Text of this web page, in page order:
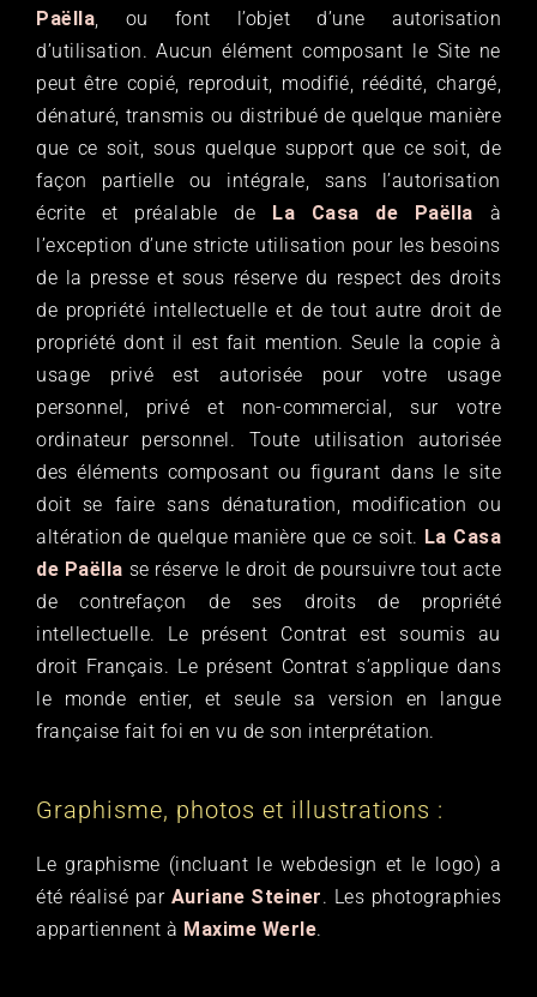
Paëlla, ou font l’objet d’une autorisation
d’utilisation. Aucun élément composant le Site ne
peut être copié, reproduit, modifié, réédité, chargé,
dénaturé, transmis ou distribué de quelque manière
que ce soit, sous quelque support que ce soit, de
façon partielle ou intégrale, sans l’autorisation
écrite et préalable de
La Casa de Paëlla à
l’exception d’une stricte utilisation pour les besoins
de la presse et sous réserve du respect des droits
de propriété intellectuelle et de tout autre droit de
propriété dont il est fait mention. Seule la copie à
usage privé est autorisée pour votre usage
personnel, privé et non-commercial, sur votre
ordinateur personnel. Toute utilisation autorisée
des éléments composant ou figurant dans le site
doit se faire sans dénaturation, modification ou
altération de quelque manière que ce soit. La Casa
de Paëlla se réserve le droit de poursuivre tout acte
de contrefaçon de ses droits de propriété
intellectuelle. Le présent Contrat est soumis au
droit Français. Le présent Contrat s’applique dans
le monde entier, et seule sa version en langue
française fait foi en vu de son interprétation.
Graphisme, photos et illustrations :
Le graphisme (incluant le webdesign et le logo) a
été réalisé par Auriane Steiner. Les photographies
appartiennent à Maxime Werle.